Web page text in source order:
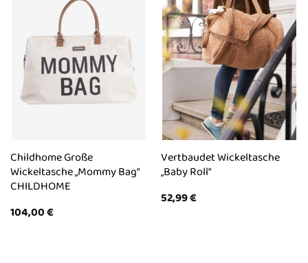
Childhome Große
Wickeltasche „Mommy Bag“
CHILDHOME
104,00€
Vertbaudet Wickeltasche
„Baby Roll“
52,99€